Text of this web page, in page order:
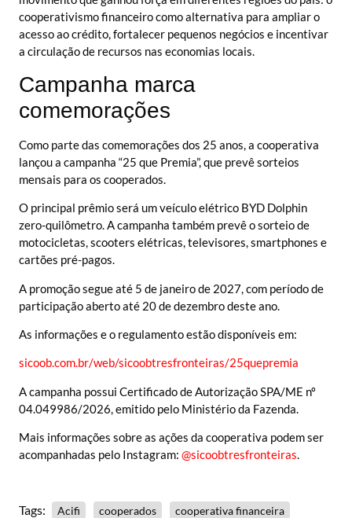
cooperativismo financeiro como alternativa para ampliar o
acesso ao crédito, fortalecer pequenos negócios e incentivar
a circulação de recursos nas economias locais.
Campanha marca
comemorações
Como parte das comemorações dos 25 anos, a cooperativa
lançou a campanha “25 que Premia”, que prevê sorteios
mensais para os cooperados.
O principal prêmio será um veículo elétrico BYD Dolphin
zero-quilômetro. A campanha também prevê o sorteio de
motocicletas, scooters elétricas, televisores, smartphones e
cartões pré-pagos.
A promoção segue até 5 de janeiro de 2027, com período de
participação aberto até 20 de dezembro deste ano.
As informações e o regulamento estão disponíveis em:
sicoob.com.br/web/sicoobtresfronteiras/25quepremia
A campanha possui Certificado de Autorização SPA/ME nº
04.049986/2026, emitido pelo Ministério da Fazenda.
Mais informações sobre as ações da cooperativa podem ser
acompanhadas pelo Instagram: @sicoobtresfronteiras.
Tags: Acifi cooperados cooperativa financeira